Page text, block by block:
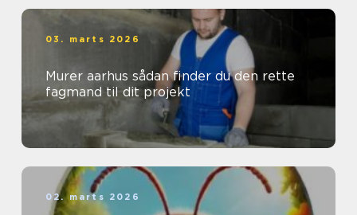
03. marts 2026
Murer aarhus sådan finder du den rette
fagmand til dit projekt
02. marts 2026